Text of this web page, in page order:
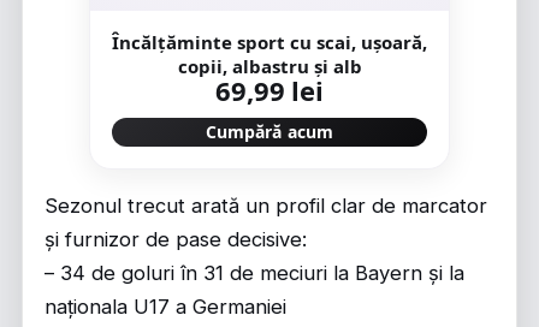
Încălțăminte sport cu scai, ușoară,
copii, albastru și alb
69,99 lei
Cumpără acum
Sezonul trecut arată un profil clar de marcator
și furnizor de pase decisive:
– 34 de goluri în 31 de meciuri la Bayern și la
naționala U17 a Germaniei